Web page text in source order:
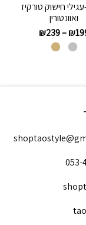
עגילי חישוק טורקיז
ואוונטורין
₪
–
₪239
053-